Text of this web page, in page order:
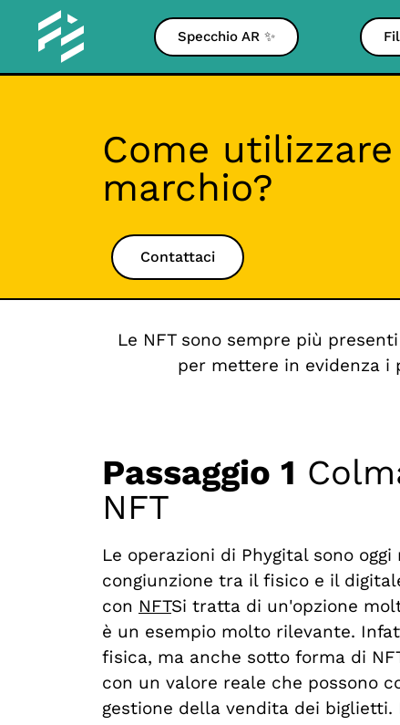
Specchio AR ✨
Come
marchio?
Contattaci
Le NFT sono sempre più
per mettere in evidenza i
Passaggio 1
NFT
Le operazioni di Phygital sono
congiunzione tra il fisico e il
con NFTSi tratta di un'opzione
è un esempio molto rilevante.
fisica, ma anche sotto forma di
con un valore reale che possono
gestione della vendita dei